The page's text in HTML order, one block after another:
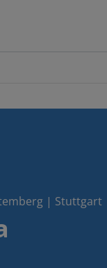
| Stuttgart